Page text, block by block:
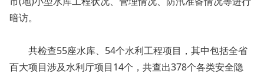
暗访。
共检查55座水库、54个水利工程项目，其中包括全省
百大项目涉及水利厅项目14个，共查出378个各类安全隐